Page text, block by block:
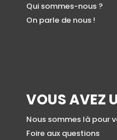
Qui sommes-nous ?
On parle de nous !
VOUS AVEZ
Nous sommes là pour
Foire aux questions